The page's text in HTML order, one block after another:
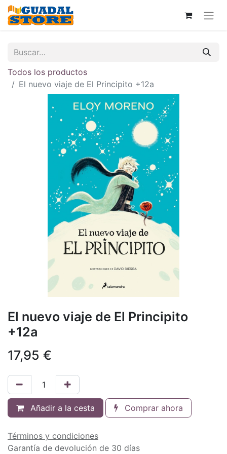
Todos los productos
El nuevo viaje de El Principito +12a
El nuevo viaje de El Principito
+12a
17,95 €
Añadir a la cesta Comprar ahora
Términos y condiciones
Garantía de devolución de 30 días